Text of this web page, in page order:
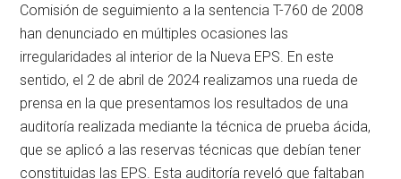
Comisión de seguimiento a la sentencia T-760 de 2008
han denunciado en múltiples ocasiones las
irregularidades al interior de la Nueva EPS. En este
sentido, el 2 de abril de 2024 realizamos una rueda de
prensa en la que presentamos los resultados de una
auditoría realizada mediante la técnica de prueba ácida,
que se aplicó a las reservas técnicas que debían tener
constituidas las EPS. Esta auditoría reveló que faltaban